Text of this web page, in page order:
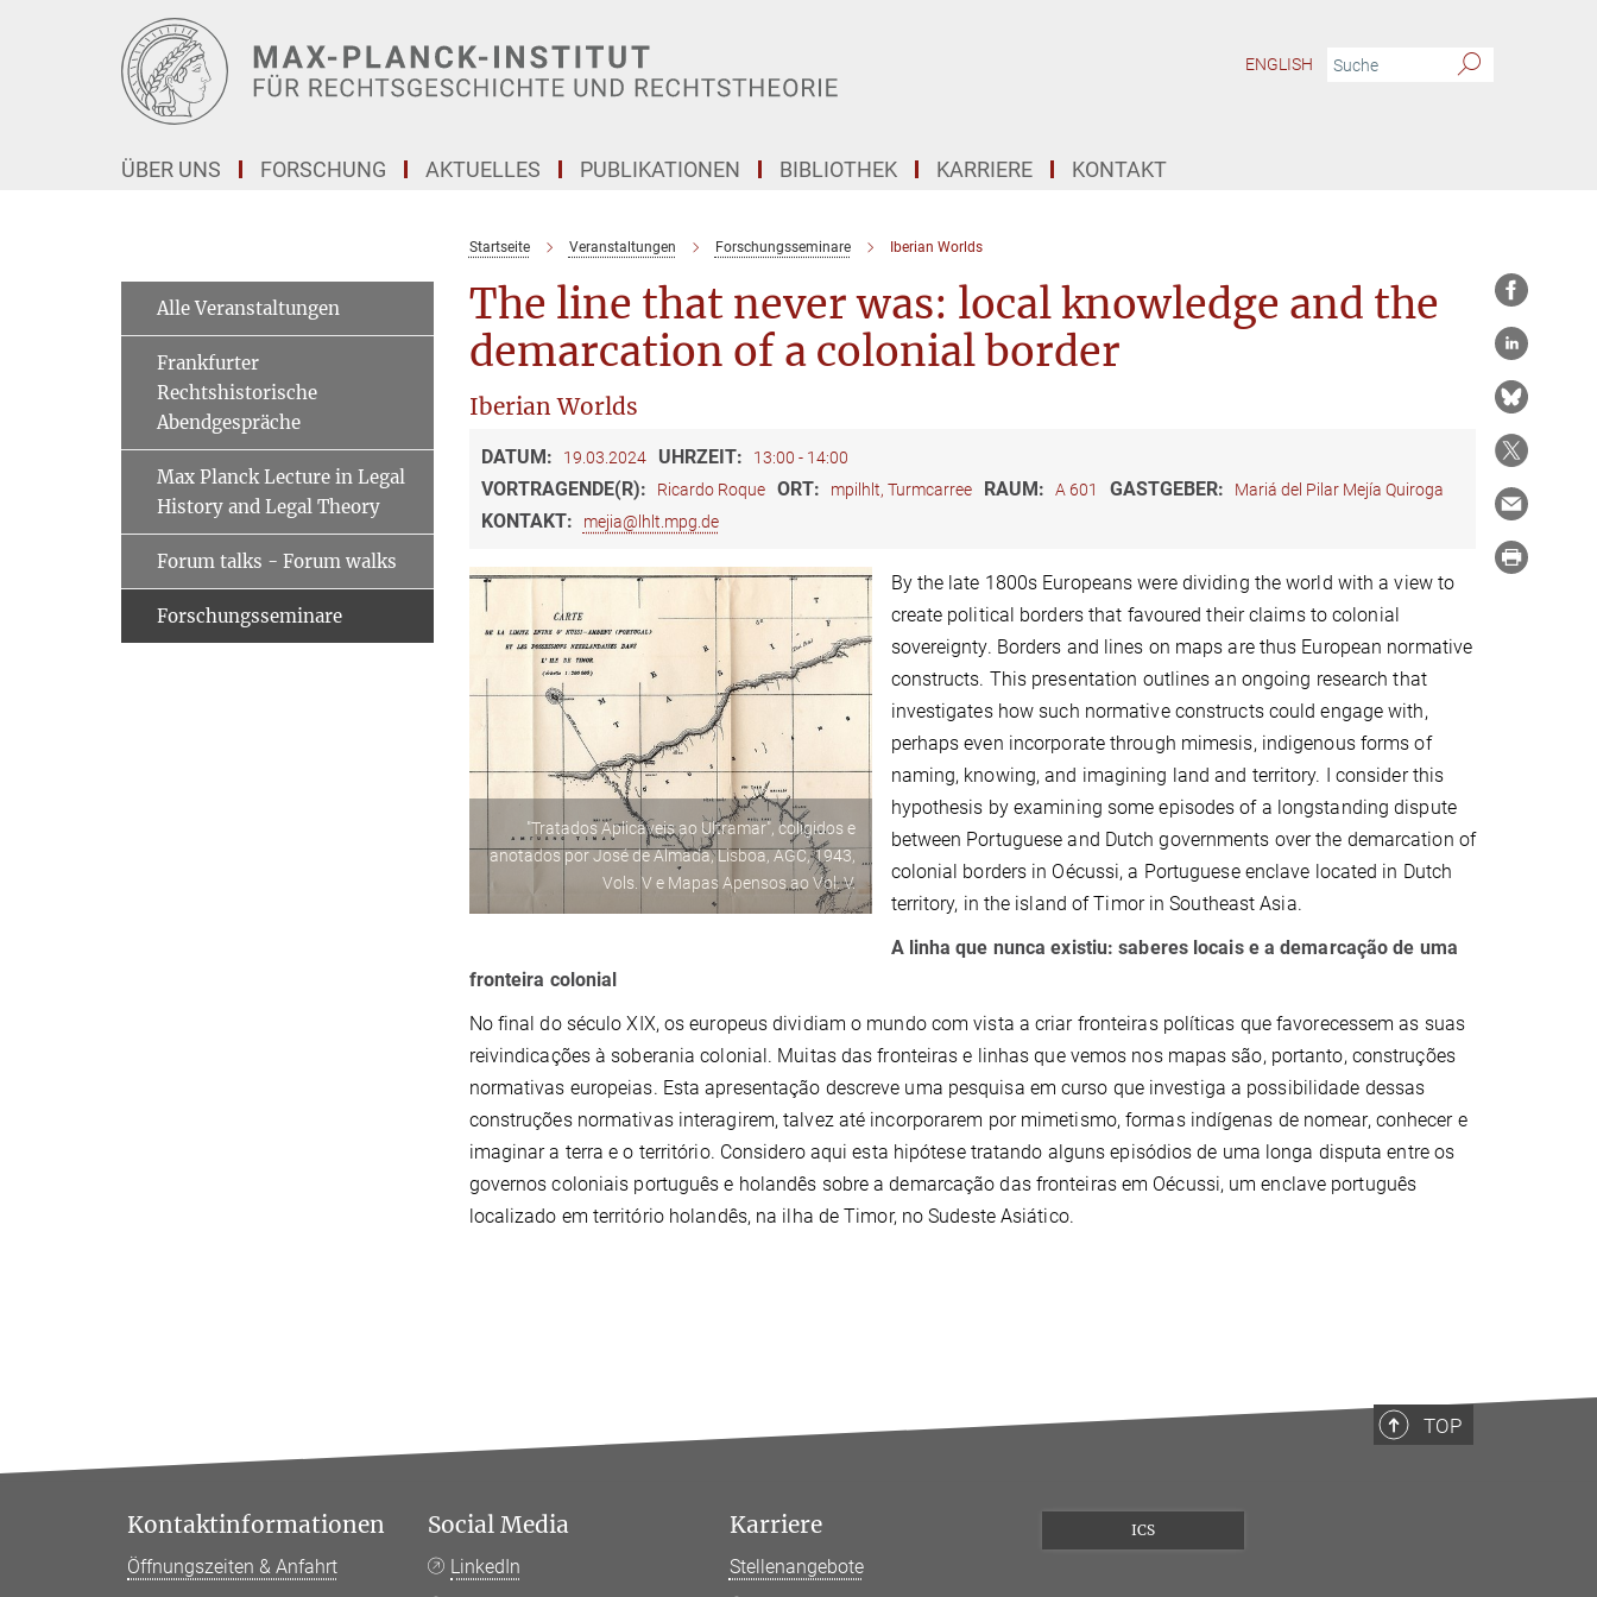
ENGLISH
ÜBER UNS FORSCHUNG AKTUELLES PUBLIKATIONEN BIBLIOTHEK KARRIERE KONTAKT
Startseite Veranstaltungen Forschungsseminare Iberian Worlds
The line that never was: local knowledge and the
demarcation of a colonial border
Iberian Worlds
DATUM: 19.03.2024 UHRZEIT: 13:00 - 14:00
VORTRAGENDE(R): Ricardo Roque ORT: mpilhlt, Turmcarree RAUM: A 601 GASTGEBER: Mariá del Pilar Mejía Quiroga
KONTAKT: mejia@lhlt.mpg.de
"Tratados Aplicáveis ao Ultramar", coligidos e
anotados por José de Almada, Lisboa, AGC, 1943,
Vols. V e Mapas Apensos ao Vol. V.
By the late 1800s Europeans were dividing the world with a view to
create political borders that favoured their claims to colonial
sovereignty. Borders and lines on maps are thus European normative
constructs. This presentation outlines an ongoing research that
investigates how such normative constructs could engage with,
perhaps even incorporate through mimesis, indigenous forms of
naming, knowing, and imagining land and territory. I consider this
hypothesis by examining some episodes of a longstanding dispute
between Portuguese and Dutch governments over the demarcation of
colonial borders in Oécussi, a Portuguese enclave located in Dutch
territory, in the island of Timor in Southeast Asia.
A linha que nunca existiu: saberes locais e a demarcação de uma
fronteira colonial
No final do século XIX, os europeus dividiam o mundo com vista a criar fronteiras políticas que favorecessem as suas
reivindicações à soberania colonial. Muitas das fronteiras e linhas que vemos nos mapas são, portanto, construções
normativas europeias. Esta apresentação descreve uma pesquisa em curso que investiga a possibilidade dessas
construções normativas interagirem, talvez até incorporarem por mimetismo, formas indígenas de nomear, conhecer e
imaginar a terra e o território. Considero aqui esta hipótese tratando alguns episódios de uma longa disputa entre os
governos coloniais português e holandês sobre a demarcação das fronteiras em Oécussi, um enclave português
localizado em território holandês, na ilha de Timor, no Sudeste Asiático.
Alle Veranstaltungen
Frankfurter
Rechtshistorische
Abendgespräche
Max Planck Lecture in Legal
History and Legal Theory
Forum talks - Forum walks
Forschungsseminare
TOP
Kontaktinformationen
Öffnungszeiten & Anfahrt
Social Media
LinkedIn
Karriere
Stellenangebote
ICS